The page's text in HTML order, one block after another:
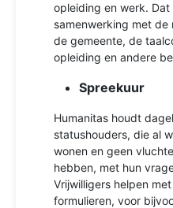
opleiding en werk. Dat
samenwerking met
de gemeente, de
opleiding en andere
Spreekuur
Humanitas houdt
statushouders, die al
wonen en geen
hebben, met hun
Vrijwilligers helpen
formulieren, voor